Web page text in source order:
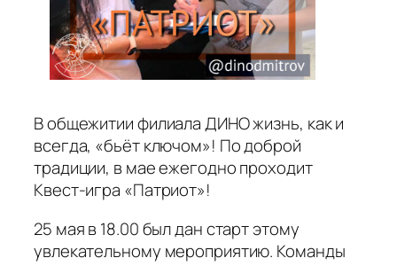
В общежитии филиала ДИНО жизнь, как и
всегда, «бьёт ключом»! По доброй
традиции, в мае ежегодно проходит
Квест-игра «Патриот»!
25 мая в 18.00 был дан старт этому
увлекательному мероприятию. Команды